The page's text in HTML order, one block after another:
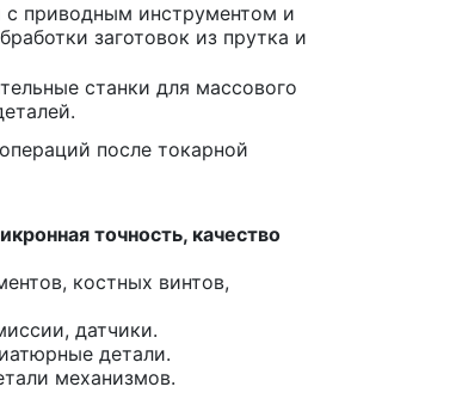
приводным инструментом и
заготовок из прутка и
станки для массового
после токарной
точность, качество
костных винтов,
датчики.
детали.
механизмов.